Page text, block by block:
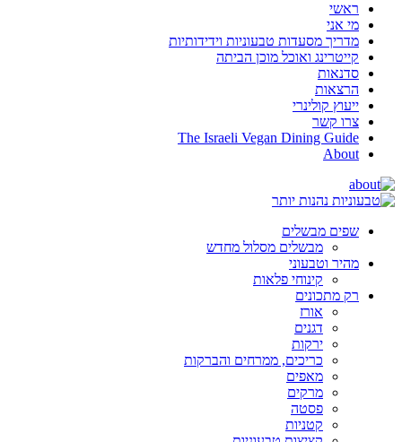
ראשי
מי אני
מדריך מסעדות טבעוניות וידידותיות
קייטרינג ואוכל מוכן הביתה
סדנאות
הרצאות
ייעוץ קולינרי
צרו קשר
The Israeli Vegan Dining Guide
About
שפים מבשלים
מבשלים מסלול מחדש
מהיר וטבעוני
קינוחי פלאות
רק מתכונים
אורז
דגנים
ירקות
כריכים, ממרחים והברקות
מאפים
מרקים
פסטה
קטניות